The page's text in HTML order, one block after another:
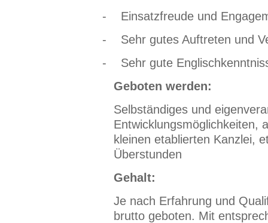
-
Einsatzfreude und
-
Sehr gutes Auftreten und
-
Sehr gute
Geboten werden:
Selbständiges und
Entwicklungsmöglichkeiten,
kleinen etablierten Kanzlei,
Überstunden
Gehalt:
Je nach Erfahrung und
brutto geboten. Mit